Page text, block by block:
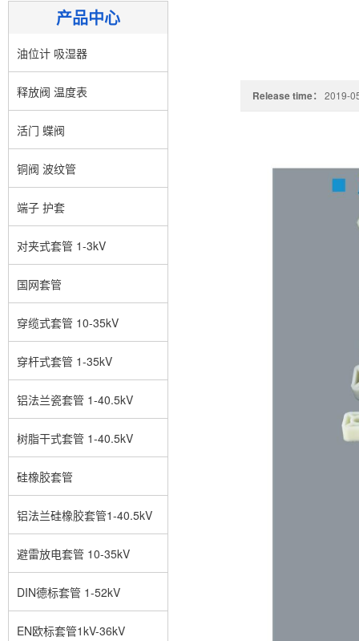
产品中心
油位计 吸湿器
释放阀 温度表
活门 蝶阀
铜阀 波纹管
端子 护套
对夹式套管 1-3kV
国网套管
穿缆式套管 10-35kV
穿杆式套管 1-35kV
铝法兰瓷套管 1-40.5kV
树脂干式套管 1-40.5kV
硅橡胶套管
铝法兰硅橡胶套管1-40.5kV
避雷放电套管 10-35kV
DIN德标套管 1-52kV
EN欧标套管1kV-36kV
Release time： 2019-